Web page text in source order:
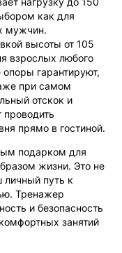
как для
мужчин.
высоты от 105
взрослых любого
гарантируют,
при самом
отскок и
прямо в гостиной.
подарком для
жизни. Это не
личный путь к
Тренажер
и безопасность
занятий